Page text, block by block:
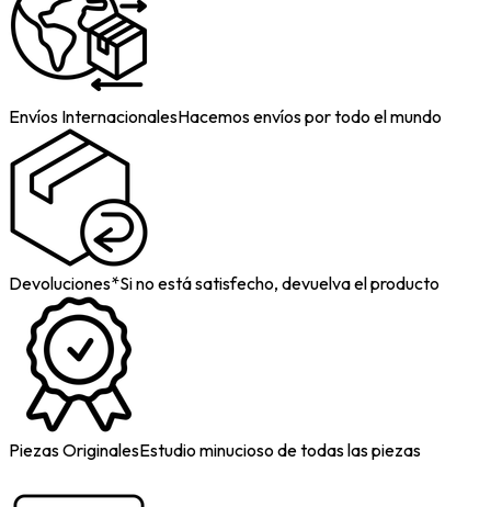
Envíos InternacionalesHacemos envíos por todo el mundo
Devoluciones*Si no está satisfecho, devuelva el producto
Piezas OriginalesEstudio minucioso de todas las piezas